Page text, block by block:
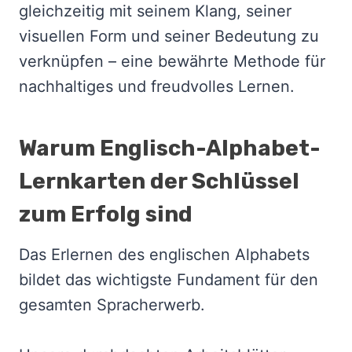
gleichzeitig mit seinem Klang, seiner
visuellen Form und seiner Bedeutung zu
verknüpfen – eine bewährte Methode für
nachhaltiges und freudvolles Lernen.
Warum Englisch-Alphabet-
Lernkarten der Schlüssel
zum Erfolg sind
Das Erlernen des englischen Alphabets
bildet das wichtigste Fundament für den
gesamten Spracherwerb.